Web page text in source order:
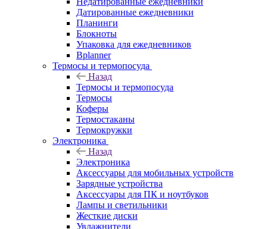
Датированные ежедневники
Планинги
Блокноты
Упаковка для ежедневников
Bplanner
Термосы и термопосуда
Назад
Термосы и термопосуда
Термосы
Коферы
Термостаканы
Термокружки
Электроника
Назад
Электроника
Аксессуары для мобильных устройств
Зарядные устройства
Аксессуары для ПК и ноутбуков
Лампы и светильники
Жесткие диски
Увлажнители